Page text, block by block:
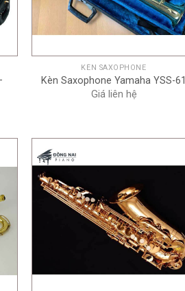
KÈN SAXOPHONE
Kèn Saxophone Yamaha YSS-61
Giá liên hệ